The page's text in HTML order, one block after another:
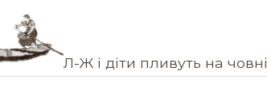
Л-Ж і діти пливуть на човні